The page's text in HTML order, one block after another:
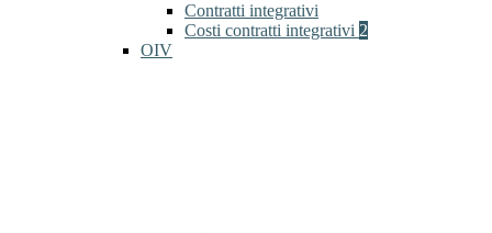
Contratti integrativi
Costi contratti integrativi 2
OIV